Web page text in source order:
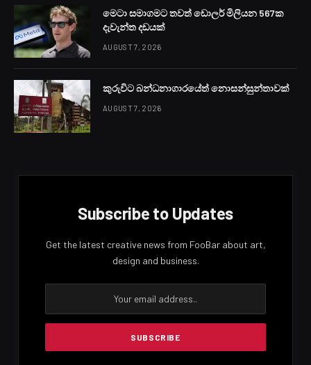
කිලෝග්‍රෑම් 12.5 ගෘහස්ථ ගෑස් සිලින්ඩරය මිල රුපියල් 145 කින්
ඉහළ දැමීය.
කිලෝග්‍රෑම් 5 ක සිලින්ඩරයක මිල රුපියල් 1,256 ක සහ
කිලෝග්‍රෑම් 2.3 ක සිලින්ඩරයක මිල රුපියල් 587 ක පවතී.
PREVIOUS ARTICLE NEXT ARTICLE
උණුතෙල් ප්‍රහාරයක්
LANKA24X7